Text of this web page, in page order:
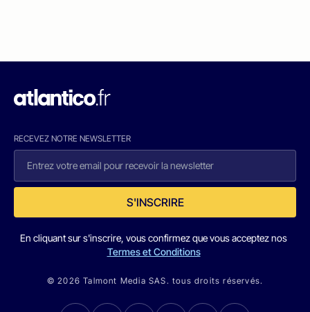
RECEVEZ NOTRE NEWSLETTER
S'INSCRIRE
En cliquant sur s'inscrire, vous confirmez que vous acceptez nos
Termes et Conditions
© 2026 Talmont Media SAS. tous droits réservés.